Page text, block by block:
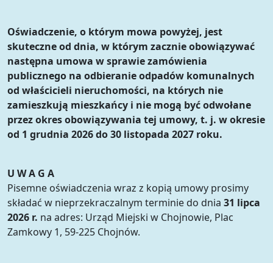
Oświadczenie, o którym mowa powyżej, jest
skuteczne od dnia, w którym zacznie obowiązywać
następna umowa w sprawie zamówienia
publicznego na odbieranie odpadów komunalnych
od właścicieli nieruchomości, na których nie
zamieszkują mieszkańcy i nie mogą być odwołane
przez okres obowiązywania tej umowy, t. j. w okresie
od 1 grudnia 2026 do 30 listopada 2027 roku.
U W A G A
Pisemne oświadczenia wraz z kopią umowy prosimy
składać w nieprzekraczalnym terminie do dnia 31 lipca
2026 r. na adres: Urząd Miejski w Chojnowie, Plac
Zamkowy 1, 59-225 Chojnów.